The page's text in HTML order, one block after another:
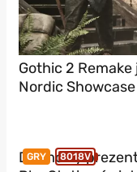
Gothic 2 Remake
Nordic
GRY 8018V
Darmowy